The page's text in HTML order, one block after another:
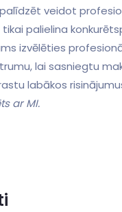
‌veidot
tikai palielina
izvēlēties
lai sasniegtu
labākos
ar MI.